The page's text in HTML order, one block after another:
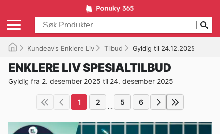
Kundeavis Enklere Liv Tilbud Gyldig til 24.12.2025
ENKLERE LIV SPESIALTILBUD
Gyldig fra 2. desember 2025 til 24. desember 2025
1 2 ... 5 6